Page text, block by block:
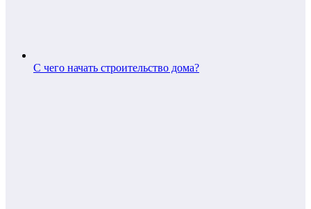
С чего начать строительство дома?